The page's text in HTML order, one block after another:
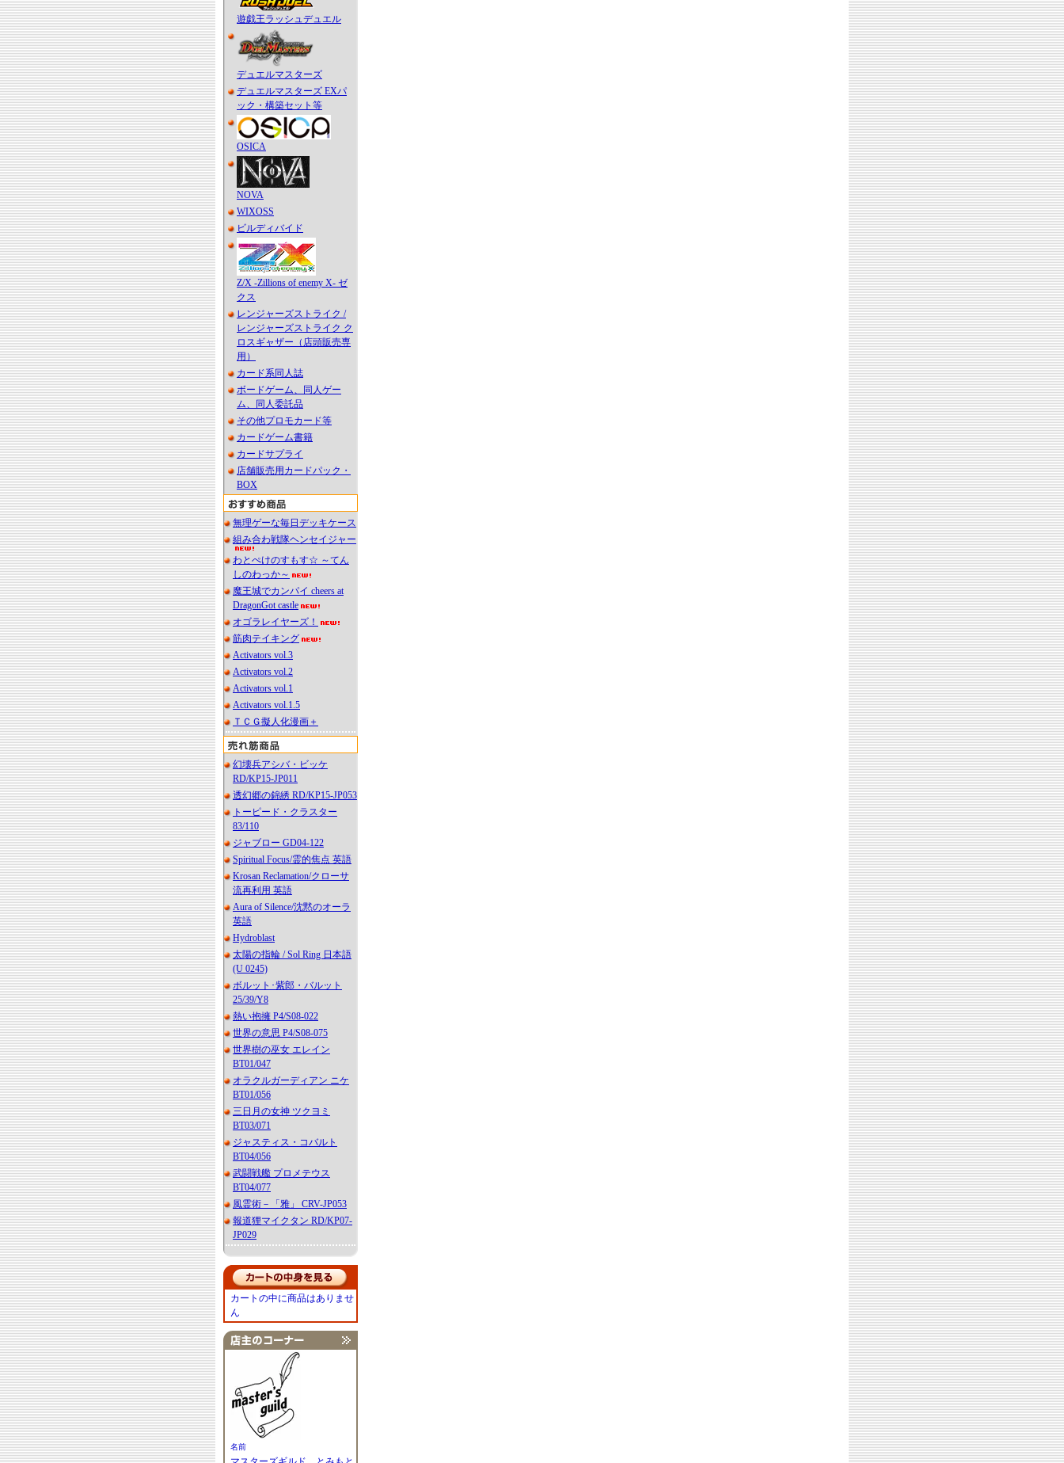
遊戯王ラッシュデュエル
デュエルマスターズ
デュエルマスターズ EXパ
ック・構築セット等
OSICA
NOVA
WIXOSS
ビルディバイド
Z/X -Zillions of enemy X- ゼ
クス
レンジャーズストライク /
レンジャーズストライク ク
ロスギャザー（店頭販売専
用）
カード系同人誌
ボードゲーム、同人ゲー
ム、同人委託品
その他プロモカード等
カードゲーム書籍
カードサプライ
店舗販売用カードパック・
BOX
無理ゲーな毎日デッキケース
組み合わ戦隊ヘンセイジャー
わとぺけのすもす☆ ～てん
しのわっか～
魔王城でカンパイ cheers at
DragonGot castle
オゴラレイヤーズ！
筋肉テイキング
Activators vol.3
Activators vol.2
Activators vol.1
Activators vol.1.5
ＴＣＧ擬人化漫画＋
幻壊兵アシバ・ビッケ
RD/KP15-JP011
透幻郷の錦綉 RD/KP15-JP053
トーピード・クラスター
83/110
ジャブロー GD04-122
Spiritual Focus/霊的焦点 英語
Krosan Reclamation/クローサ
流再利用 英語
Aura of Silence/沈黙のオーラ
英語
Hydroblast
太陽の指輪 / Sol Ring 日本語
(U 0245)
ボルット･紫郎・バルット
25/39/Y8
熱い抱擁 P4/S08-022
世界の意思 P4/S08-075
世界樹の巫女 エレイン
BT01/047
オラクルガーディアン ニケ
BT01/056
三日月の女神 ツクヨミ
BT03/071
ジャスティス・コバルト
BT04/056
武闘戦艦 プロメテウス
BT04/077
風霊術－「雅」 CRV-JP053
報道狸マイクタン RD/KP07-
JP029
カートの中に商品はありませ
ん
名前